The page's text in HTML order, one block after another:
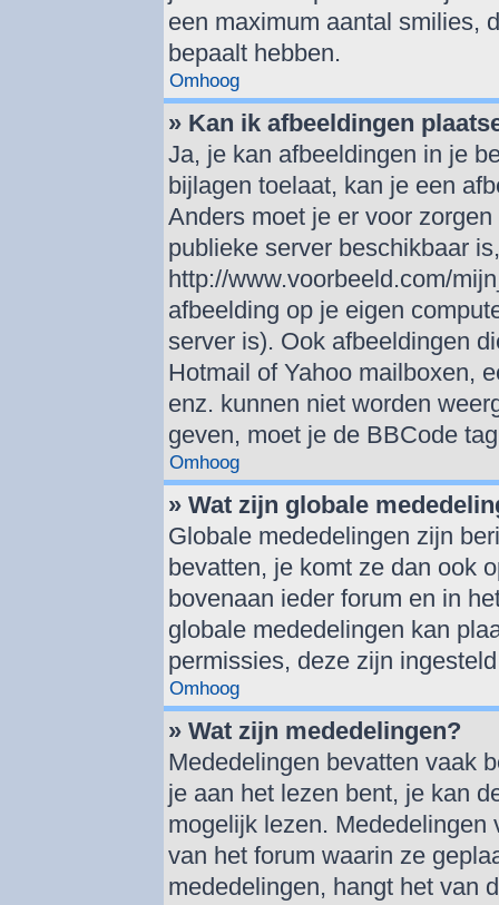
een maximum aantal smilies,
bepaalt hebben.
Omhoog
» Kan ik afbeeldingen
Ja, je kan afbeeldingen in je
bijlagen toelaat, kan je een
Anders moet je er voor
publieke server beschikbaar
http://www.voorbeeld.com/
afbeelding op je eigen
server is). Ook afbeeldingen
Hotmail of Yahoo mailboxen,
enz. kunnen niet worden
geven, moet je de BBCode
Omhoog
» Wat zijn globale
Globale mededelingen zijn
bevatten, je komt ze dan ook
bovenaan ieder forum en in
globale mededelingen kan
permissies, deze zijn
Omhoog
» Wat zijn mededelingen?
Mededelingen bevatten vaak
je aan het lezen bent, je kan
mogelijk lezen.
van het forum waarin ze
mededelingen, hangt het van